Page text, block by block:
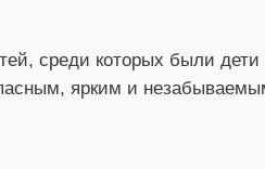
среди которых были дети
ярким и